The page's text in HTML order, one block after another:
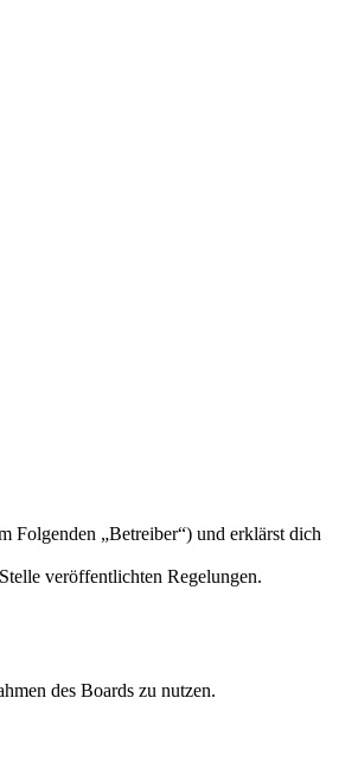
Folgenden „Betreiber“) und erklärst dich
veröffentlichten Regelungen.
des Boards zu nutzen.